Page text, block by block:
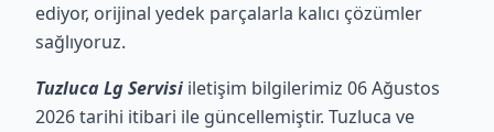
ediyor, orijinal yedek parçalarla kalıcı çözümler
sağlıyoruz.
Tuzluca Lg Servisi iletişim bilgilerimiz 06 Ağustos
2026 tarihi itibari ile güncellemiştir. Tuzluca ve